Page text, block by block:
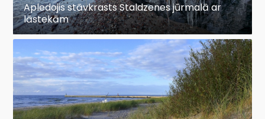
Apledojis stāvkrasts Staldzenes jūrmalā ar
lāstekām